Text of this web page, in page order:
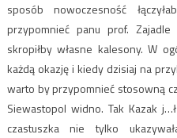
sposób nowoczesność
przypomnieć panu prof.
skropiłby własne kalesony. W
każdą okazję i kiedy dzisiaj na
warto by przypomnieć stosowną
Siewastopol widno. Tak Kazak
czastuszka nie tylko